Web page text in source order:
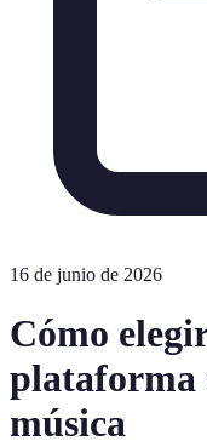
16 de junio de 2026
Cómo
plataforma
música